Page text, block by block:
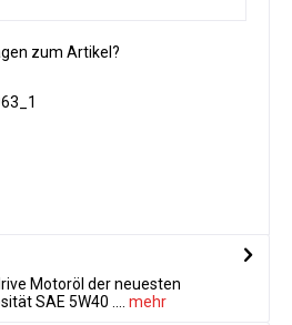
zum Artikel?
Motoröl der neuesten
SAE 5W40 ....
mehr